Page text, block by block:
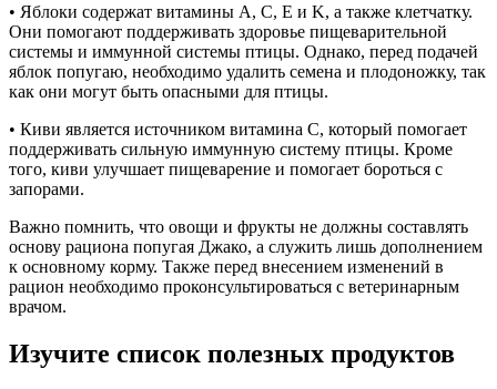
• Яблоки содержат витамины A, C, E и K, а также клетчатку.
Они помогают поддерживать здоровье пищеварительной
системы и иммунной системы птицы. Однако, перед подачей
яблок попугаю, необходимо удалить семена и плодоножку, так
как они могут быть опасными для птицы.
• Киви является источником витамина C, который помогает
поддерживать сильную иммунную систему птицы. Кроме
того, киви улучшает пищеварение и помогает бороться с
запорами.
Важно помнить, что овощи и фрукты не должны составлять
основу рациона попугая Джако, а служить лишь дополнением
к основному корму. Также перед внесением изменений в
рацион необходимо проконсультироваться с ветеринарным
врачом.
Изучите список полезных продуктов